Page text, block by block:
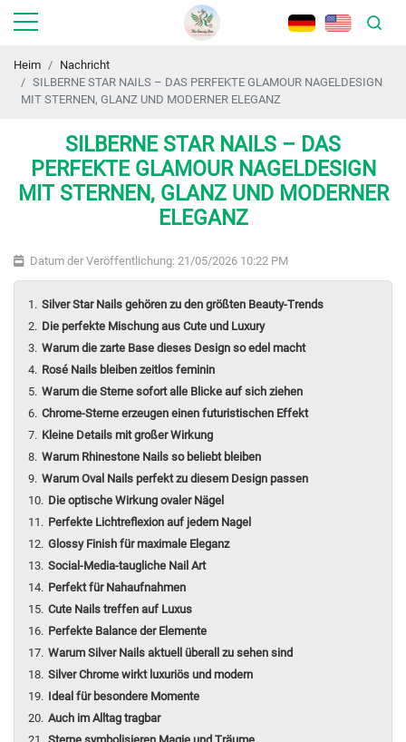
Heim
Nachricht
SILBERNE STAR NAILS – DAS PERFEKTE GLAMOUR NAGELDESIGN
MIT STERNEN, GLANZ UND MODERNER ELEGANZ
SILBERNE STAR NAILS – DAS
PERFEKTE GLAMOUR NAGELDESIGN
MIT STERNEN, GLANZ UND MODERNER
ELEGANZ
Datum der Veröffentlichung: 21/05/2026 10:22 PM
Silver Star Nails gehören zu den größten Beauty-Trends
Die perfekte Mischung aus Cute und Luxury
Warum die zarte Base dieses Design so edel macht
Rosé Nails bleiben zeitlos feminin
Warum die Sterne sofort alle Blicke auf sich ziehen
Chrome-Sterne erzeugen einen futuristischen Effekt
Kleine Details mit großer Wirkung
Warum Rhinestone Nails so beliebt bleiben
Warum Oval Nails perfekt zu diesem Design passen
Die optische Wirkung ovaler Nägel
Perfekte Lichtreflexion auf jedem Nagel
Glossy Finish für maximale Eleganz
Social-Media-taugliche Nail Art
Perfekt für Nahaufnahmen
Cute Nails treffen auf Luxus
Perfekte Balance der Elemente
Warum Silver Nails aktuell überall zu sehen sind
Silver Chrome wirkt luxuriös und modern
Ideal für besondere Momente
Auch im Alltag tragbar